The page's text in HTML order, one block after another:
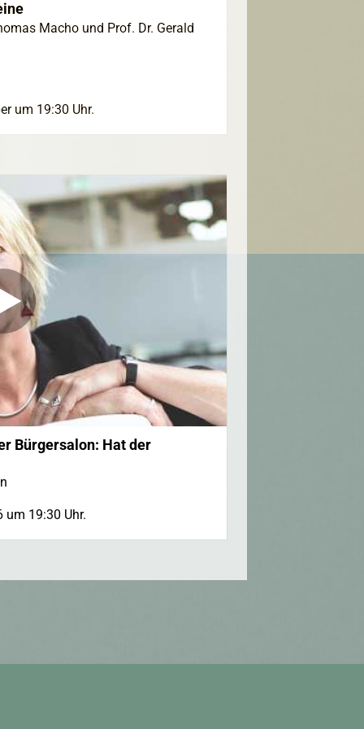
Macho und Prof. Dr. Gerald
um 19:30 Uhr.
Bürgersalon: Hat der
um 19:30 Uhr.